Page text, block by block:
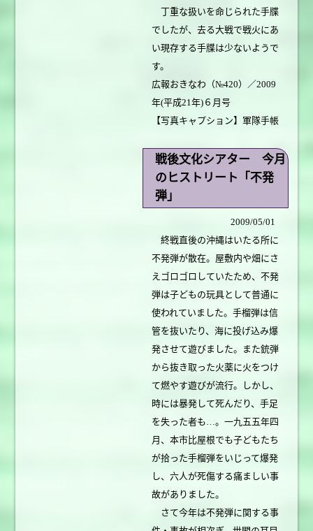
丁重な扱いを命じられた手牒
でしたが、去る大戦で戦火にあ
い現存する手牒は少ないようで
す。
広報おきなわ（№420）／2009
年(平成21年)６月号
【写真キャプション】軍隊手帳
戦後文化シアター 今月
のヒストリート「不発
弾」
2009/05/01
終戦直後の沖縄はいたる所に
不発弾が散在。屋敷内や畑にさ
えゴロゴロしていたため、不発
弾は子どもの玩具として普通に
使われていました。手榴弾は信
管を抜いたり、海に投げ込み爆
発させて遊びました。また銃弾
から抜き取った火薬に火をつけ
て燃やす遊びが流行。しかし、
時には暴発して死んだり、手足
を失った者も…。一九五五年四
月、本市比屋根でも子どもたち
が拾った手榴弾をいじって爆発
し、六人が死傷する痛ましい事
故がありました。
さて今年は不発弾に関する事